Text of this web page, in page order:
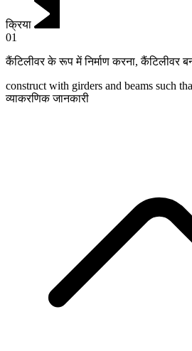
क्रिया
01
कैंटिलीवर के रूप में निर्माण करना,कैंटिलीवर
construct with girders and beams such
व्याकरणिक जानकारी